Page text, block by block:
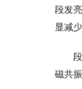
段发
显减少
磁共